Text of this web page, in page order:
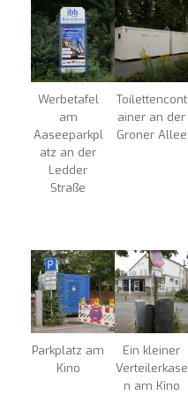
Werbetafel
am
Aaseeparkpl
atz an der
Ledder
Straße
Toilettencont
ainer an der
Groner Allee
Parkplatz am
Kino
Ein kleiner
Verteilerkase
n am Kino